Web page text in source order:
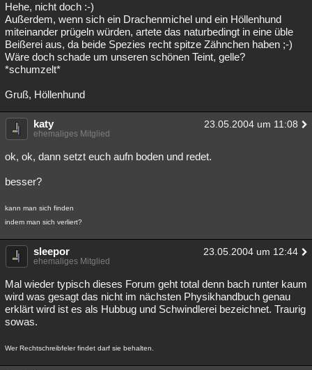
Hehe, nicht doch :-)
Außerdem, wenn sich ein Drachenmichel und ein Höllenhund
miteinander prügeln würden, artete das naturbedingt in eine üble
Beißerei aus, da beide Spezies recht spitze Zähnchen haben ;-)
Wäre doch schade um unseren schönen Teint, gelle?
*schumzelt*
Gruß, Höllenhund
katy 23.05.2004 um 11:08
ehemaliges Mitglied
ok, ok, dann setzt euch aufn boden und redet.
besser?
kann man sich finden
indem man sich verliert?
sleepor 23.05.2004 um 12:44
ehemaliges Mitglied
Mal wieder typisch dieses Forum geht total denn bach runter kaum
wird was gesagt das nicht im nächsten Physikhandbuch genau
erklärt wird ist es als Hubbug und Schwindlerei bezeichnet. Traurig
sowas.
Wer Rechtschreibfeler findet darf sie behalten.